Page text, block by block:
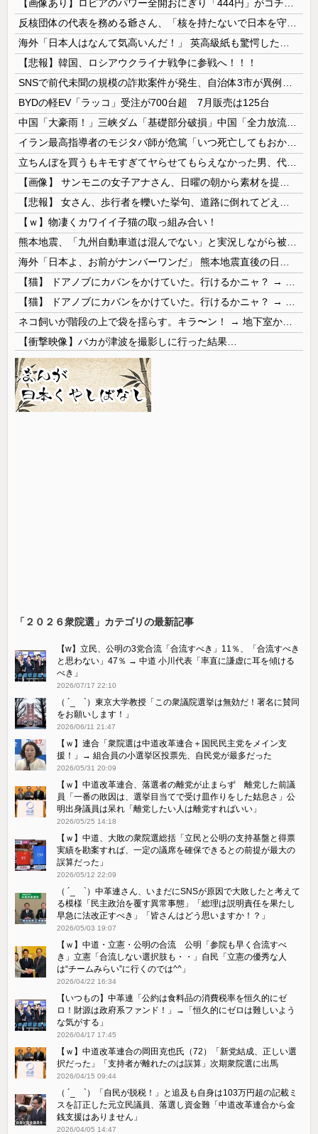
【悲報】韓国、ロシアウクライナ戦争に参戦へ！！！
BYDの軽EV「ラッコ」受注が700台超 7月販売は125台
【ｗ】物凄くカワイイ子猫の取っ組み合い！
【衝撃映像】バカが津波を撮影しに行った結果…
「２０２６衆院選」カテゴリの最新記事
【w】立民、公明の3党合流「合流すべき」11％、「合流すべき
と思わない」47％ → 中道 小川代表「率直に謙虚に耳を傾ける
べき」
2026/07/17 22:10
（ ´_ゝ`）東京大学教授「この衆議院選挙は無効だ！署名に賛同
をお願いします！」
2026/06/11 21:47
【ｗ】連合「衆院選は中道改革連合＋国民民主党をメイン支
援！」→ 組合員の小選挙区投票先、自民党が最多だった
2026/05/31 20:09
【ｗ】中道改革連合、落選者の離党が止まらず 離党した前議
員「一番の敗因は、選挙目当てで受け皿作りをした姑息さ」公
明出身議員は呆れ「離党したい人は離党すればいい」
2026/05/25 14:18
【ｗ】中道、大敗の衆院選総括「立民と公明の支持基盤と得票
実績を勘案すれば、一定の議席を確保できるとの前提が最大の
誤算だった」
2026/05/12 22:09
（ ´_ゝ`）中革連さん、いまだにSNSが原因で大敗したと考えて
る模様「民主政治を覆す異常事態」「総理は説明責任を果たし
早急に法改正すべき」「皆さんはどう思いますか！？」
2026/05/03 19:07
【ｗ】中道・立憲・公明の合流 公明「参院も早く合流すべ
き」立憲「合流しない選択肢も・・」自民「立憲の優秀な人
は“チームみらい”に行くのでは^^」
2026/04/22 16:34
【いつもの】中革連「公約は食料品の消費税率を恒久的にゼ
ロ！財源は政府系ファンド！」→「恒久的にゼロは難しいよう
な気がする」
2026/04/17 17:45
【ｗ】中道改革連合の岡田克也氏（72）「新党結成、正しい選
択だった」「支持者が離れたのは誤算」次期衆院選に出馬
2026/04/15 09:44
（ ´_ゝ`）「自民が脱税！」と追及も自身は103万円超の記載ミ
スを訂正した元立民議員、落選し資金難「中道改革連合から金
銭支援はありません」
2026/04/05 14:47